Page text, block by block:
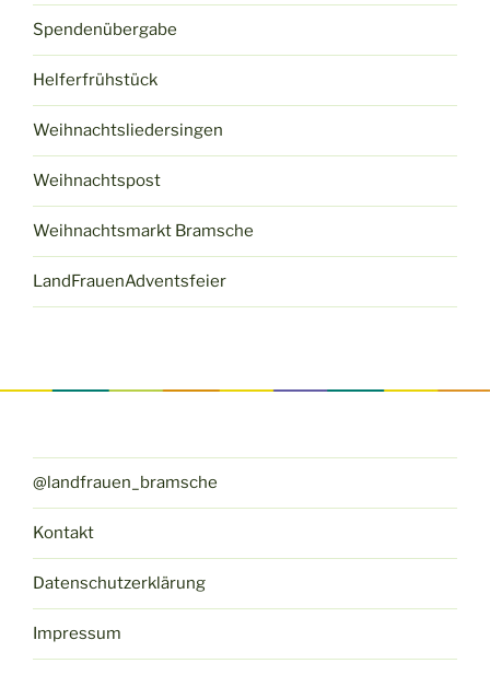
Spendenübergabe
Helferfrühstück
Weihnachtsliedersingen
Weihnachtspost
Weihnachtsmarkt Bramsche
LandFrauenAdventsfeier
@landfrauen_bramsche
Kontakt
Datenschutzerklärung
Impressum